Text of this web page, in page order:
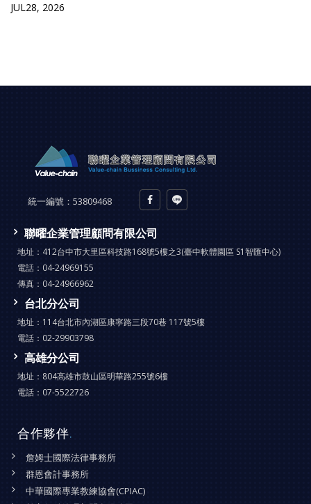
JUL28, 2026
統一編號： 53809468
聯曜企業管理顧問有限公司
地址： 412台中市大里區科技路168號5樓之3(臺中軟體園區 S1智匯中心)
電話： 04-24969155
傳真： 04-24966962
台北分公司
地址： 114台北市內湖區康寧路三段70巷 117號5樓
電話： 02-29903798
高雄分公司
地址： 804高雄市鼓山區明華路255號6樓
電話： 07-5522726
合作夥伴.
詹姆士國際法律事務所
群恩會計事務所
中華國際專業教練協會(CPIAC)